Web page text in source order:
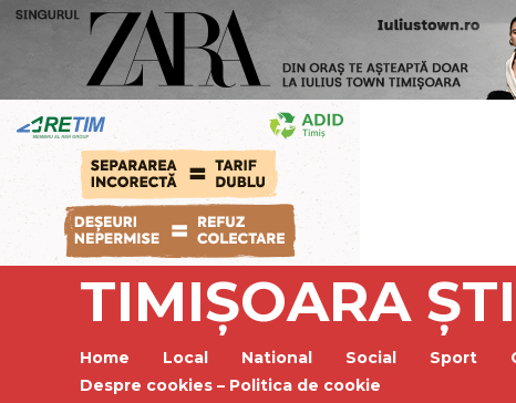
TIMIȘOARA
Home Local National Social Sport
Despre cookies – Politica de cookie